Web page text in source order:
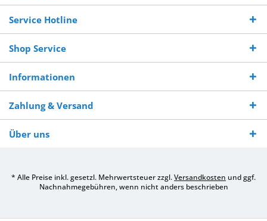
Service Hotline
Shop Service
Informationen
Zahlung & Versand
Über uns
* Alle Preise inkl. gesetzl. Mehrwertsteuer zzgl.Versandkosten und ggf.
Nachnahmegebühren, wenn nicht anders beschrieben